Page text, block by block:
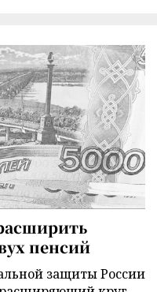
пенсий
защиты России